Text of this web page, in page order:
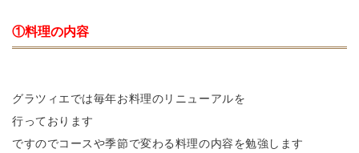
①料理の内容
グラツィエでは毎年お料理のリニューアルを
行っております
ですのでコースや季節で変わる料理の内容を勉強します